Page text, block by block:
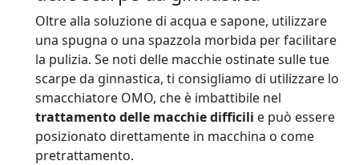
Oltre alla soluzione di acqua e sapone, utilizzare
una spugna o una spazzola morbida per facilitare
la pulizia. Se noti delle macchie ostinate sulle tue
scarpe da ginnastica, ti consigliamo di utilizzare lo
smacchiatore OMO, che è imbattibile nel
trattamento delle macchie difficili e può essere
posizionato direttamente in macchina o come
pretrattamento.